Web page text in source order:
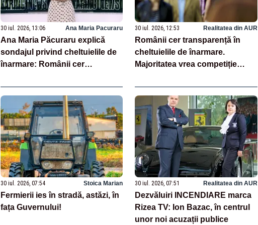
30 iul. 2026, 13:06 Ana Maria Pacuraru
Ana Maria Păcuraru explică
sondajul privind cheltuielile de
înarmare: Românii cer
echilibru între partenerii externi
30 iul. 2026, 12:53 Realitatea din AUR
Românii cer transparență în
cheltuielile de înarmare.
Majoritatea vrea competiție
SONDAJ
30 iul. 2026, 07:54 Stoica Marian
Fermierii ies în stradă, astăzi, în
fața Guvernului!
30 iul. 2026, 07:51 Realitatea din AUR
Dezvăluiri INCENDIARE marca
Rizea TV: Ion Bazac, în centrul
unor noi acuzații publice